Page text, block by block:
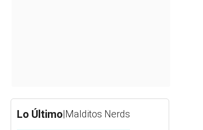
Lo Último|Malditos Nerds